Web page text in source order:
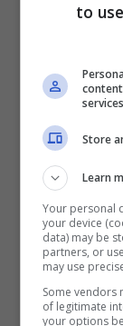
dunque, è
to
Store
Learn
Your personal
your device
data) may be
partners, or
may use
Some vendors
of legitimate
your options